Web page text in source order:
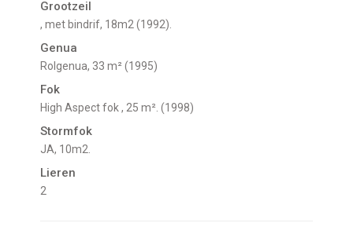
Grootzeil
, met bindrif, 18m2 (1992).
Genua
Rolgenua, 33 m² (1995)
Fok
High Aspect fok , 25 m². (1998)
Stormfok
JA, 10m2.
Lieren
2